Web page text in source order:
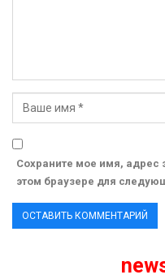
Сохраните мое имя, адрес
этом браузере для